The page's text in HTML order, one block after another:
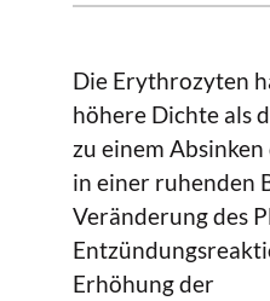
Die Erythrozyten
höhere Dichte als
zu einem
in einer ruhenden
Veränderung des
Erhöhung der